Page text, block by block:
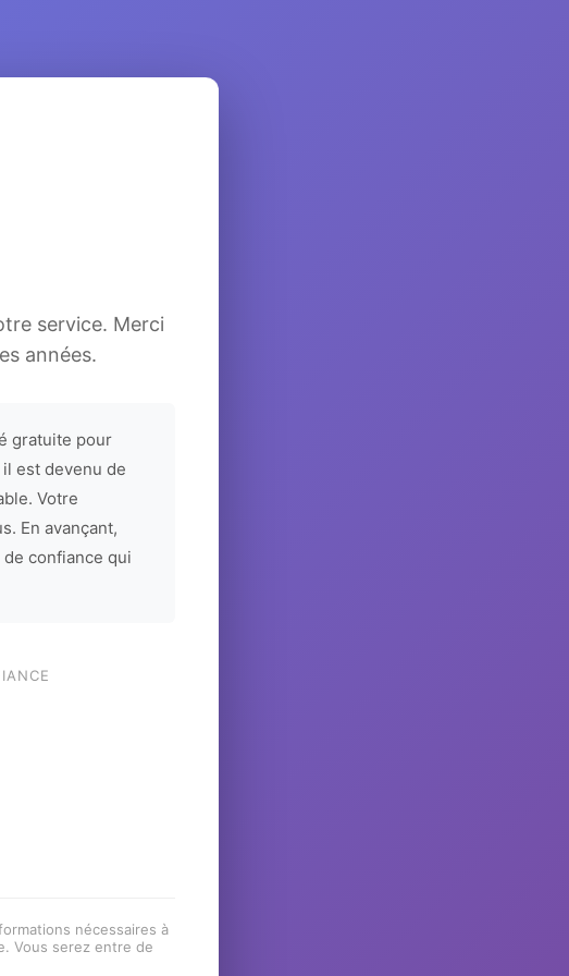
service. Merci
années.
gratuite pour
est devenu de
Votre
En avançant,
confiance qui
nécessaires à
Vous serez entre de